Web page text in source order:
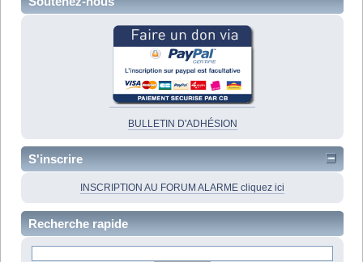
BULLETIN D'ADHÉSION
S'inscrire
INSCRIPTION AU FORUM ALARME cliquez ici
Recherche rapide